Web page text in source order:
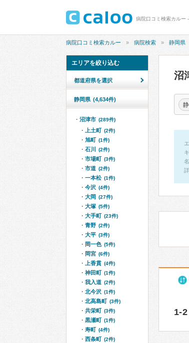
病院口コミ検索カルー
病院口コミ検索カルー 病院検索 静岡県
沼
1-2
エリアを絞り込む
都道府県を選択
静岡県 (4,634件)
沼津市 (289件)
上土町 (2件)
旭町 (1件)
石川 (2件)
市場町 (3件)
市道 (2件)
一本松 (1件)
今沢 (4件)
大岡 (27件)
大塚 (5件)
大手町 (23件)
青野 (2件)
大平 (3件)
岡一色 (5件)
岡宮 (6件)
上香貫 (4件)
神田町 (1件)
我入道 (2件)
北今沢 (1件)
北高島町 (3件)
共栄町 (3件)
黒瀬町 (1件)
寿町 (4件)
西条町 (2件)